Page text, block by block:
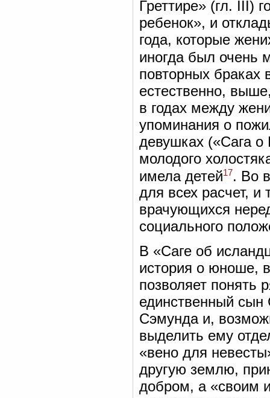
Греттире» (гл. III)
ребенок», и
года, которые
иногда был
повторных браках
естественно,
в годах между
упоминания о
девушках («Сага о
молодого
имела детей17. Во
для всех расчет, и
врачующихся
социального
В «Саге об
история о юноше,
позволяет понять
единственный сын
Сэмунда и,
выделить ему
«вено для
другую землю,
добром, а «своим